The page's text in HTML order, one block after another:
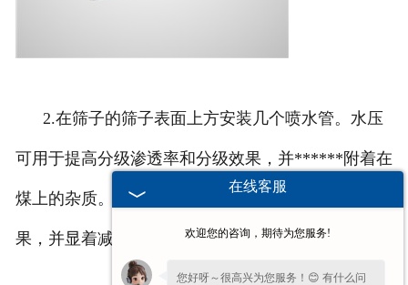
2.在筛子的筛子表面上方安装几个喷水管。水压
可用于提高分级渗透率和分级效果，并******附着在
煤上的杂质。在筛分筛上使用加压水可以改善压榨效
果，并显着减少介质消耗。
在线客服
欢迎您的咨询，期待为您服务!
您好呀～很高兴为您服务！😊 有什么问